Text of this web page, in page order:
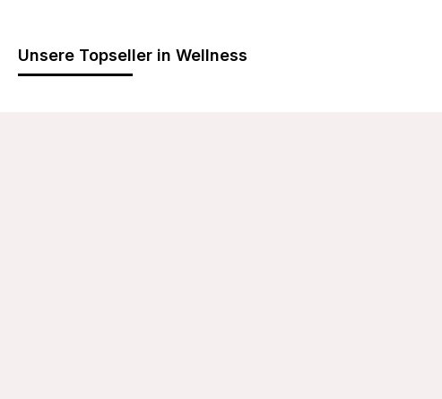
Unsere Topseller in Wellness